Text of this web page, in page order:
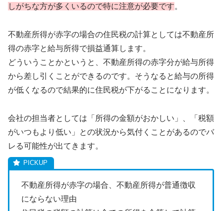
しがちな方が多くいるので特に注意が必要です。
不動産所得が赤字の場合の住民税の計算としては不動産所
得の赤字と給与所得で損益通算します。
どういうことかというと、不動産所得の赤字分が給与所得
から差し引くことができるのです。そうなると給与の所得
が低くなるので結果的に住民税が下がることになります。
会社の担当者としては「所得の金額がおかしい」、「税額
がいつもより低い」との状況から気付くことがあるのでバ
レる可能性が出てきます。
不動産所得が赤字の場合、不動産所得が普通徴収
にならない理由